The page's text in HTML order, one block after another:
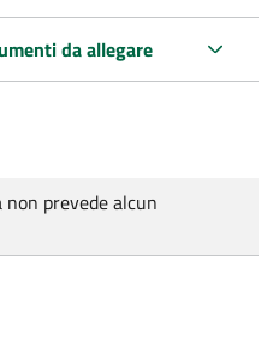
da allegare
prevede alcun